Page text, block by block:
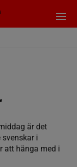
är det
i
att hänga med i